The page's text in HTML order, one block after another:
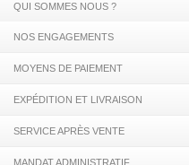
QUI SOMMES NOUS ?
NOS ENGAGEMENTS
MOYENS DE PAIEMENT
EXPÉDITION ET LIVRAISON
SERVICE APRÈS VENTE
MANDAT ADMINISTRATIF